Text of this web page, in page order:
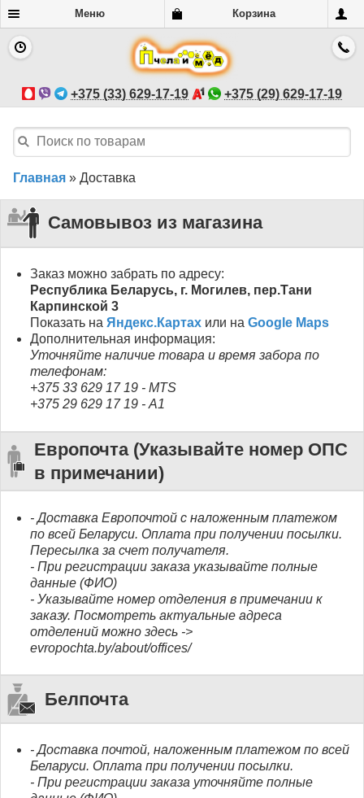
Меню Корзина
+375 (33) 629-17-19 +375 (29) 629-17-19
Главная » Доставка
Самовывоз из магазина
Заказ можно забрать по адресу:
Республика Беларусь, г. Могилев, пер.Тани
Карпинской 3
Показать на Яндекс.Картах или на Google Maps
Дополнительная информация:
Уточняйте наличие товара и время забора по
телефонам:
+375 33 629 17 19 - MTS
+375 29 629 17 19 - А1
Европочта (Указывайте номер ОПС
в примечании)
- Доставка Европочтой с наложенным платежом
по всей Беларуси. Оплата при получении посылки.
Пересылка за счет получателя.
- При регистрации заказа указывайте полные
данные (ФИО)
- Указывайте номер отделения в примечании к
заказу. Посмотреть актуальные адреса
отделений можно здесь ->
evropochta.by/about/offices/
Белпочта
- Доставка почтой, наложенным платежом по всей
Беларуси. Оплата при получении посылки.
- При регистрации заказа уточняйте полные